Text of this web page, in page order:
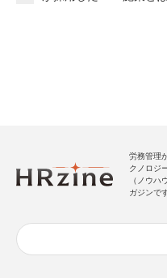
労務管理
クノロジ
（ノウ
ガジンです